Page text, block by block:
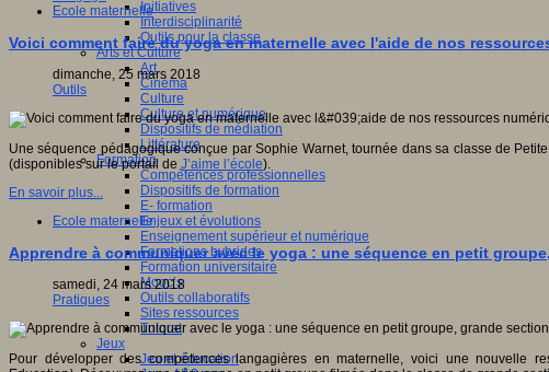
Initiatives
Interdisciplinarité
Outils pour la classe
Arts et Culture
Art
Cinéma
Culture
Culture et numérique
Dispositifs de médiation
Littérature
Formation
Compétences professionnelles
Dispositifs de formation
E- formation
Enjeux et évolutions
Enseignement supérieur et numérique
Formations hybrides
Formation universitaire
Mooc’s
Outils collaboratifs
Sites ressources
Tutorat
Jeux
Jeu et éducation
Ecole maternelle
Voici comment faire du yoga en maternelle avec l'aide de nos
dimanche, 25 mars 2018
Outils
Une séquence pédagogique conçue par Sophie Warnet, tournée dans sa classe de
(disponibles sur le portail de J’aime l’école).
En savoir plus...
Ecole maternelle
Apprendre à communiquer avec le yoga : une séquence en petit
samedi, 24 mars 2018
Pratiques
Pour développer des compétences langagières en maternelle, voici une nouvelle